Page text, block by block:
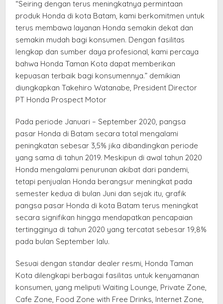
“Seiring dengan terus meningkatnya permintaan
produk Honda di kota Batam, kami berkomitmen untuk
terus membawa layanan Honda semakin dekat dan
semakin mudah bagi konsumen. Dengan fasilitas
lengkap dan sumber daya profesional, kami percaya
bahwa Honda Taman Kota dapat memberikan
kepuasan terbaik bagi konsumennya.” demikian
diungkapkan Takehiro Watanabe, President Director
PT Honda Prospect Motor
Pada periode Januari – September 2020, pangsa
pasar Honda di Batam secara total mengalami
peningkatan sebesar 3,5% jika dibandingkan periode
yang sama di tahun 2019. Meskipun di awal tahun 2020
Honda mengalami penurunan akibat dari pandemi,
tetapi penjualan Honda berangsur meningkat pada
semester kedua di bulan Juni dan sejak itu, grafik
pangsa pasar Honda di kota Batam terus meningkat
secara signifikan hingga mendapatkan pencapaian
tertingginya di tahun 2020 yang tercatat sebesar 19,8%
pada bulan September lalu.
Sesuai dengan standar dealer resmi, Honda Taman
Kota dilengkapi berbagai fasilitas untuk kenyamanan
konsumen, yang meliputi Waiting Lounge, Private Zone,
Cafe Zone, Food Zone with Free Drinks, Internet Zone,